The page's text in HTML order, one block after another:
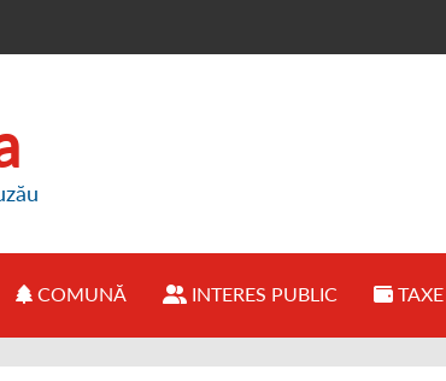
LOCAL BREAZA
COMUNĂ
● PREZENTARE COMUNĂ
INTERES PUBLIC
● INFORMAȚII BUGET